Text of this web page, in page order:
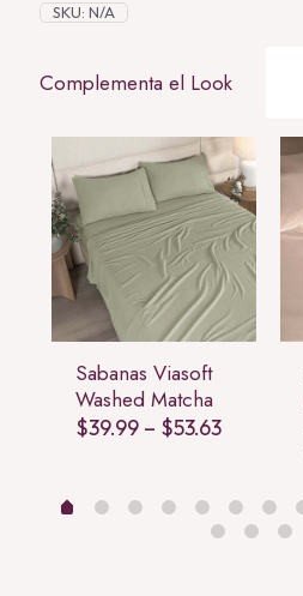
SKU: N/A
Complementa el Look
Sabanas Viasoft
Washed Matcha
$39.99 – $53.63Price
$53.63